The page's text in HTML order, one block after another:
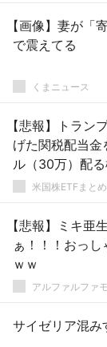
【画像】妻が「
で震えてる
くまニュース
【悲報】トラン
げた関税配当
ル（30万）配
米国株ETFまと
【悲報】ミキ亜
ぁ！！！おっ
ｗｗ
アルファルファ
サイゼリア混み